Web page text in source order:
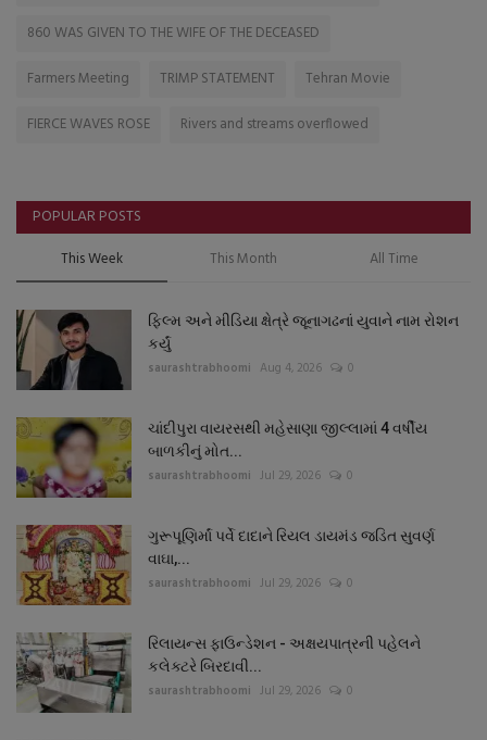
860 WAS GIVEN TO THE WIFE OF THE DECEASED
Farmers Meeting
TRIMP STATEMENT
Tehran Movie
FIERCE WAVES ROSE
Rivers and streams overflowed
POPULAR POSTS
This Week This Month All Time
ફિલ્મ અને મીડિયા ક્ષેત્રે જૂનાગઢનાં યુવાને નામ રોશન
કર્યું
saurashtrabhoomi Aug 4, 2026 0
ચાંદીપુરા વાયરસથી મહેસાણા જીલ્લામાં 4 વર્ષીય
બાળકીનું મોત...
saurashtrabhoomi Jul 29, 2026 0
ગુરૂપૂણિર્માં પર્વે દાદાને રિયલ ડાયમંડ જડિત સુવર્ણ
વાઘા,...
saurashtrabhoomi Jul 29, 2026 0
રિલાયન્સ ફાઉન્ડેશન - અક્ષયપાત્રની પહેલને
કલેક્ટરે બિરદાવી...
saurashtrabhoomi Jul 29, 2026 0